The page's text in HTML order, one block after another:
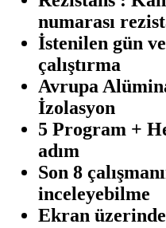
numarası
İstenilen gün
çalıştırma
Avrupa
İzolasyon
5 Program +
adım
Son 8
inceleyebilme
Ekran